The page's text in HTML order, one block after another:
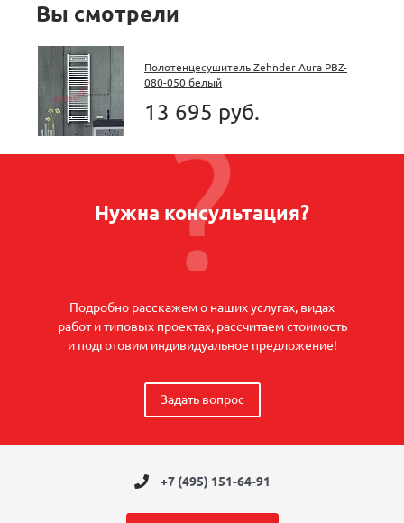
Вы смотрели
Полотенцесушитель Zehnder Aura PBZ-
080-050 белый
13 695 руб.
Нужна консультация?
Подробно расскажем о наших услугах, видах
работ и типовых проектах, рассчитаем стоимость
и подготовим индивидуальное предложение!
Задать вопрос
+7 (495) 151-64-91